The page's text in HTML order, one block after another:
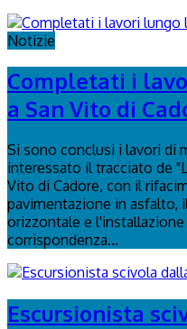
Notizie
Completati i
a San Vito di
Si sono conclusi i lavori di
interessato il tracciato de
Vito di Cadore, con il
pavimentazione in asfalto,
orizzontale e
corrispondenza...
Escursionista